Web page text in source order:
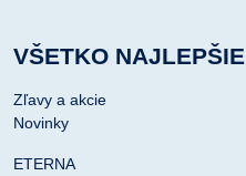
VŠETKO NAJLEPŠIE
Zľavy a akcie
Novinky
ETERNA